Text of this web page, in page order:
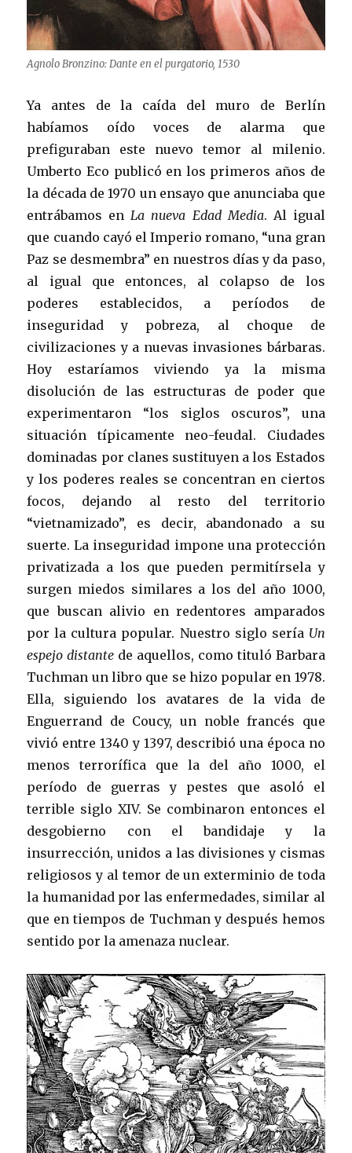
Agnolo Bronzino: Dante en el purgatorio, 1530
Ya antes de la caída del muro de Berlín
habíamos oído voces de alarma que
prefiguraban este nuevo temor al milenio.
Umberto Eco publicó en los primeros años de
la década de 1970 un ensayo que anunciaba que
entrábamos en La nueva Edad Media. Al igual
que cuando cayó el Imperio romano, “una gran
Paz se desmembra” en nuestros días y da paso,
al igual que entonces, al colapso de los
poderes establecidos, a períodos de
inseguridad y pobreza, al choque de
civilizaciones y a nuevas invasiones bárbaras.
Hoy estaríamos viviendo ya la misma
disolución de las estructuras de poder que
experimentaron “los siglos oscuros”, una
situación típicamente neo-feudal. Ciudades
dominadas por clanes sustituyen a los Estados
y los poderes reales se concentran en ciertos
focos, dejando al resto del territorio
“vietnamizado”, es decir, abandonado a su
suerte. La inseguridad impone una protección
privatizada a los que pueden permitírsela y
surgen miedos similares a los del año 1000,
que buscan alivio en redentores amparados
por la cultura popular. Nuestro siglo sería Un
espejo distante de aquellos, como tituló Barbara
Tuchman un libro que se hizo popular en 1978.
Ella, siguiendo los avatares de la vida de
Enguerrand de Coucy, un noble francés que
vivió entre 1340 y 1397, describió una época no
menos terrorífica que la del año 1000, el
período de guerras y pestes que asoló el
terrible siglo XIV. Se combinaron entonces el
desgobierno con el bandidaje y la
insurrección, unidos a las divisiones y cismas
religiosos y al temor de un exterminio de toda
la humanidad por las enfermedades, similar al
que en tiempos de Tuchman y después hemos
sentido por la amenaza nuclear.